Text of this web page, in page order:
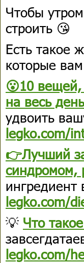
Чтобы
строить 😘
Есть такое
которые
😮10 вещей,
на весь день
удвоить
legko.com/
👉Лучший
синдромом,
ингредиент
legko.com/
💡 Что
legko.com/